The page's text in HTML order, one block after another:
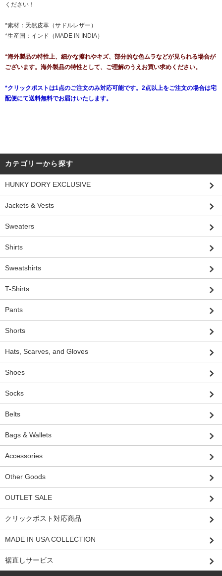
ください！
*素材：天然皮革（サドルレザー）
*生産国：インド（MADE IN INDIA）
*海外製品の特性上、細かな擦れやキズ、部分的な色ムラなどが見られる場合が
ございます。海外製品の特性として、ご理解のうえお買い求めください。
*クリックポストは1点のご注文のみ対応可能です。2点以上をご注文の場合は宅
配便にて送料無料でお届けいたします。
カテゴリーから探す
HUNKY DORY EXCLUSIVE
Jackets & Vests
Sweaters
Shirts
Sweatshirts
T-Shirts
Pants
Shorts
Hats, Scarves, and Gloves
Shoes
Socks
Belts
Bags & Wallets
Accessories
Other Goods
OUTLET SALE
クリックポスト対応商品
MADE IN USA COLLECTION
裾直しサービス